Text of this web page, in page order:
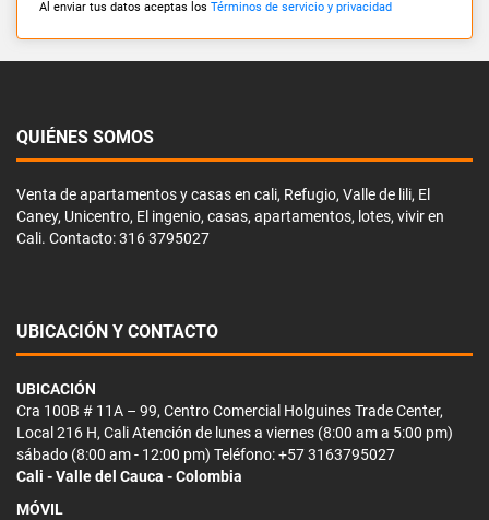
Al enviar tus datos aceptas los Términos de servicio y privacidad
QUIÉNES SOMOS
Venta de apartamentos y casas en cali, Refugio, Valle de lili, El
Caney, Unicentro, El ingenio, casas, apartamentos, lotes, vivir en
Cali. Contacto: 316 3795027
UBICACIÓN Y CONTACTO
UBICACIÓN
Cra 100B # 11A – 99, Centro Comercial Holguines Trade Center,
Local 216 H, Cali Atención de lunes a viernes (8:00 am a 5:00 pm)
sábado (8:00 am - 12:00 pm) Teléfono: +57 3163795027
Cali - Valle del Cauca - Colombia
MÓVIL